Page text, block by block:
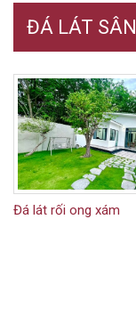
ĐÁ LÁT SÂN
Đá lát rối ong xám